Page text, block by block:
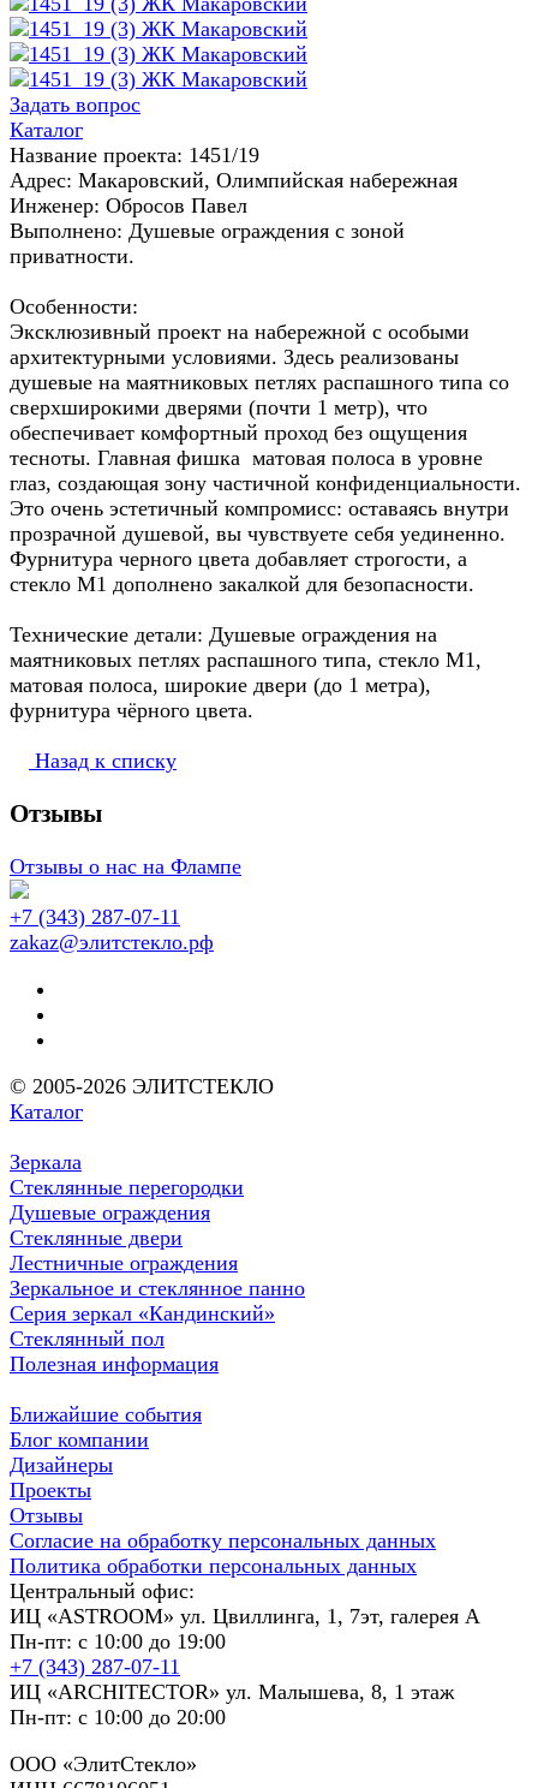
Задать вопрос
Каталог
Название проекта: 1451/19
Адрес: Макаровский, Олимпийская набережная
Инженер: Обросов Павел
Выполнено: Душевые ограждения с зоной
приватности.
Особенности:
Эксклюзивный проект на набережной с особыми
архитектурными условиями. Здесь реализованы
душевые на маятниковых петлях распашного типа со
сверхширокими дверями (почти 1 метр), что
обеспечивает комфортный проход без ощущения
тесноты. Главная фишка матовая полоса в уровне
глаз, создающая зону частичной конфиденциальности.
Это очень эстетичный компромисс: оставаясь внутри
прозрачной душевой, вы чувствуете себя уединенно.
Фурнитура черного цвета добавляет строгости, а
стекло М1 дополнено закалкой для безопасности.
Технические детали: Душевые ограждения на
маятниковых петлях распашного типа, стекло М1,
матовая полоса, широкие двери (до 1 метра),
фурнитура чёрного цвета.
Назад к списку
Отзывы
Отзывы о нас на Флампе
+7 (343) 287-07-11
zakaz@элитстекло.рф
© 2005-2026 ЭЛИТСТЕКЛО
Каталог
Зеркала
Стеклянные перегородки
Душевые ограждения
Стеклянные двери
Лестничные ограждения
Зеркальное и стеклянное панно
Серия зеркал «Кандинский»
Стеклянный пол
Полезная информация
Ближайшие события
Блог компании
Дизайнеры
Проекты
Отзывы
Согласие на обработку персональных данных
Политика обработки персональных данных
Центральный офис:
ИЦ «ASTROOM» ул. Цвиллинга, 1, 7эт, галерея А
Пн-пт: с 10:00 до 19:00
+7 (343) 287-07-11
ИЦ «ARCHITECTOR» ул. Малышева, 8, 1 этаж
Пн-пт: с 10:00 до 20:00
ООО «ЭлитСтекло»